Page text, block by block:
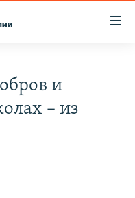
СОПРОТИВЛЕНИЯ
и
– из